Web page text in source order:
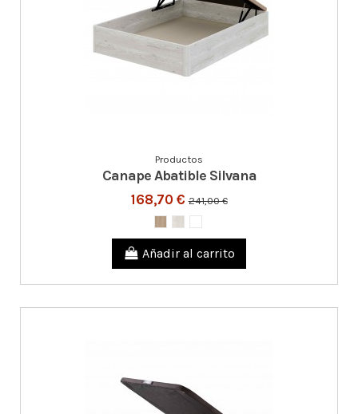
Productos
Canape Abatible Silvana
168,70 €241,00 €
Añadir al carrito